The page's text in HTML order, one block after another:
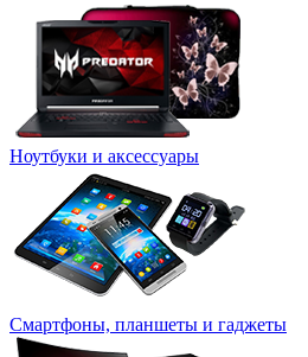
Ноутбуки и аксессуары
Смартфоны, планшеты и гаджеты